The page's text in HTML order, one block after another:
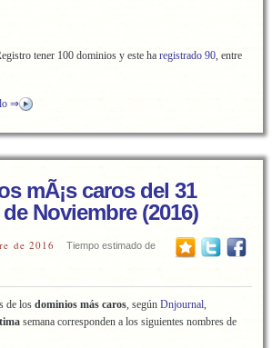
tener 100 dominios y este ha registrado 90, entre
⇒
mÃ¡s caros del 31
Noviembre (2016)
de 2016
Tiempo estimado de
de los dominios más caros, según Dnjournal,
semana corresponden a los siguientes nombres de